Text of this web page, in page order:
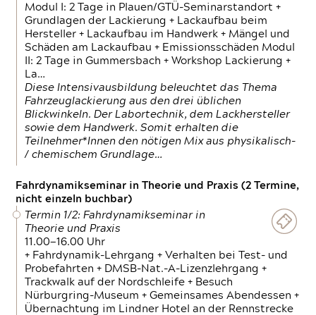
Modul I: 2 Tage in Plauen/GTÜ-Seminarstandort +
Grundlagen der Lackierung + Lackaufbau beim
Hersteller + Lackaufbau im Handwerk + Mängel und
Schäden am Lackaufbau + Emissionsschäden Modul
II: 2 Tage in Gummersbach + Workshop Lackierung +
La…
Diese Intensivausbildung beleuchtet das Thema
Fahrzeuglackierung aus den drei üblichen
Blickwinkeln. Der Labortechnik, dem Lackhersteller
sowie dem Handwerk. Somit erhalten die
Teilnehmer*Innen den nötigen Mix aus physikalisch-
/ chemischem Grundlage…
Fahrdynamikseminar in Theorie und Praxis (2 Termine,
nicht einzeln buchbar)
Termin 1/2: Fahrdynamikseminar in
Theorie und Praxis
11.00—16.00 Uhr
+ Fahrdynamik-Lehrgang + Verhalten bei Test- und
Probefahrten + DMSB-Nat.-A-Lizenzlehrgang +
Trackwalk auf der Nordschleife + Besuch
Nürburgring-Museum + Gemeinsames Abendessen +
Übernachtung im Lindner Hotel an der Rennstrecke